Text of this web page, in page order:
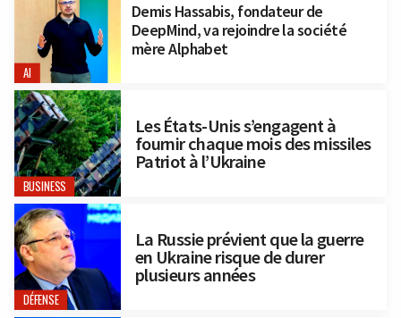
AI
Demis Hassabis, fondateur de
DeepMind, va rejoindre la société
mère Alphabet
BUSINESS
Les États-Unis s’engagent à
fournir chaque mois des missiles
Patriot à l’Ukraine
DÉFENSE
La Russie prévient que la guerre
en Ukraine risque de durer
plusieurs années